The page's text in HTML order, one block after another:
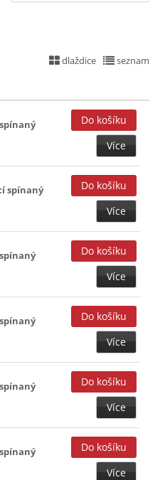
600W (7)dlaždice seznam
Více
spínaný
Více
Více
Více
Více
Více